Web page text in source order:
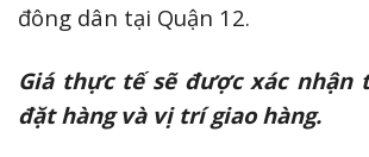
đông dân tại Quận 12.
Giá thực tế sẽ được xác nhận
đặt hàng và vị trí giao hàng.